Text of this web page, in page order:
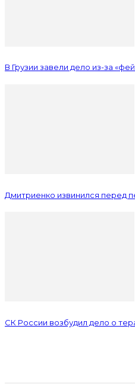
В Грузии завели дело из-за
Дмитриенко извинился перед
СК России возбудил дело о